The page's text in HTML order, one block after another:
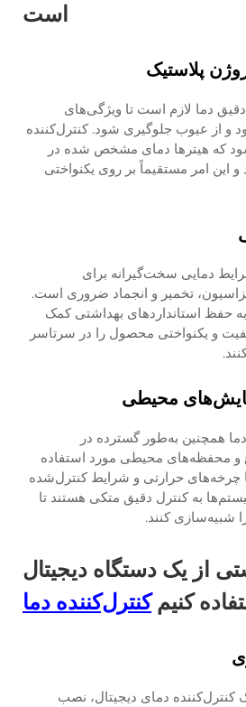
است
پلاستیک
دقیق دما لازم است تا ویژگی‌های
و از عیوب جلوگیری شود. کنترل‌کننده
که هیترها دمای مشخص شده در
این امر مستقیماً بر روی یکنواختی
دمایی سخت‌گیرانه برای
تخمیر و انجماد ضروری است.
حفظ استانداردهای بهداشتی کمک
و یکنواختی محصول را در سرتاسر
محیطی
همچنین به‌طور گسترده در
و محفظه‌های محیطی مورد استفاده
چرخه‌های حرارتی و شرایط کنترل‌شده
به کنترل دقیق متکی هستند تا
کنند.
از یک دستگاه دیجیتال
کنیمکنترل‌کننده دما
کنترل‌کننده دمای دیجیتال، نصب